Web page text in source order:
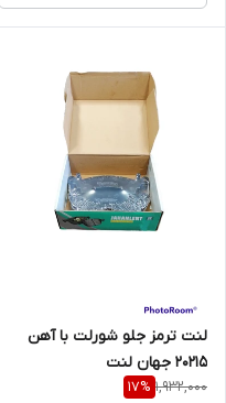
لنت ترمز جلو شورلت با آهن
20215 جهان لنت
1,932,000
17%